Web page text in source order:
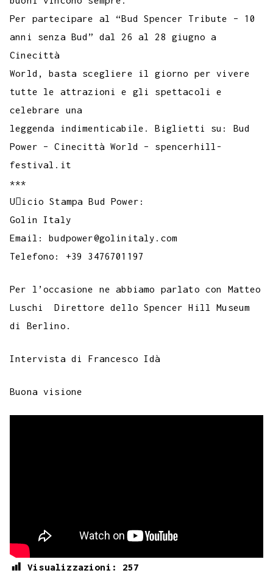
Per partecipare al “Bud Spencer Tribute – 10
anni senza Bud” dal 26 al 28 giugno a
Cinecittà
World, basta scegliere il giorno per vivere
tutte le attrazioni e gli spettacoli e
celebrare una
leggenda indimenticabile. Biglietti su: Bud
Power – Cinecittà World – spencerhill-
festival.it
***
U􀆯icio Stampa Bud Power:
Golin Italy
Email: budpower@golinitaly.com
Telefono: +39 3476701197
Per l’occasione ne abbiamo parlato con Matteo
Luschi Direttore dello Spencer Hill Museum
di Berlino.
Intervista di Francesco Idà
Buona visione
Visualizzazioni: 257